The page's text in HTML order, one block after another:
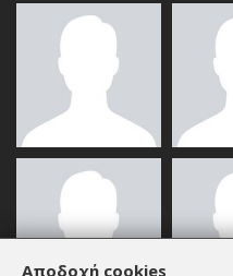
Αποδοχή cookies